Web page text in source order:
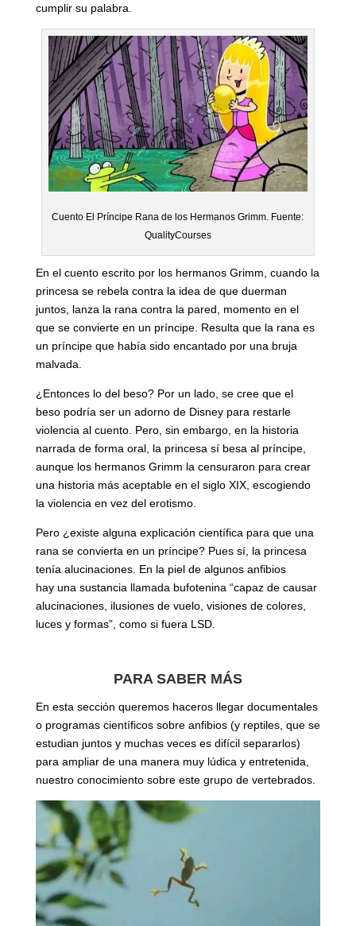
cumplir su palabra.
Cuento El Príncipe Rana de los Hermanos Grimm. Fuente:
QualityCourses
En el cuento escrito por los hermanos Grimm, cuando la
princesa se rebela contra la idea de que duerman
juntos, lanza la rana contra la pared, momento en el
que se convierte en un príncipe. Resulta que la rana es
un príncipe que había sido encantado por una bruja
malvada.
¿Entonces lo del beso? Por un lado, se cree que el
beso podría ser un adorno de Disney para restarle
violencia al cuento. Pero, sin embargo, en la historia
narrada de forma oral, la princesa sí besa al príncipe,
aunque los hermanos Grimm la censuraron para crear
una historia más aceptable en el siglo XIX, escogiendo
la violencia en vez del erotismo.
Pero ¿existe alguna explicación científica para que una
rana se convierta en un príncipe? Pues sí, la princesa
tenía alucinaciones. En la piel de algunos anfibios
hay una sustancia llamada bufotenina “capaz de causar
alucinaciones, ilusiones de vuelo, visiones de colores,
luces y formas”, como si fuera LSD.
PARA SABER MÁS
En esta sección queremos haceros llegar documentales
o programas científicos sobre anfibios (y reptiles, que se
estudian juntos y muchas veces es difícil separarlos)
para ampliar de una manera muy lúdica y entretenida,
nuestro conocimiento sobre este grupo de vertebrados.